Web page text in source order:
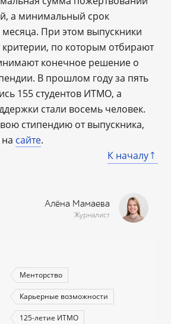
а минимальный срок
При этом выпускники
по которым отбирают
конечное решение о
В прошлом году за пять
155 студентов ИТМО, а
стали восемь человек.
стипендию от выпускника,
сайте.
К началу
Алёна Мамаева
Журналист
Менторство
Карьерные возможности
125-летие ИТМО